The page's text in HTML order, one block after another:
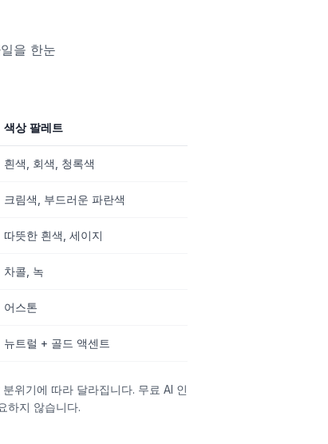
을 한눈
색상 팔레트
흰색, 회색, 청록색
크림색, 부드러운 파란색
따뜻한 흰색, 세이지
차콜, 녹
어스톤
뉴트럴 + 골드 액센트
위기에 따라 달라집니다. 무료 AI 인
하지 않습니다.